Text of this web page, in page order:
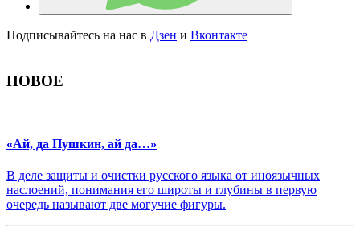
Подписывайтесь на нас в Дзен и Вконтакте
НОВОЕ
«Ай, да Пушкин, ай да…»
В деле защиты и очистки русского языка от иноязычных
наслоений, понимания его широты и глубины в первую
очередь называют две могучие фигуры.